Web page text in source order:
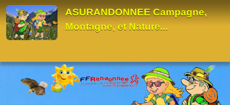
ASURANDONNEE Campagne,
Montagne, et Nature...
Panneau de gestion des cookies